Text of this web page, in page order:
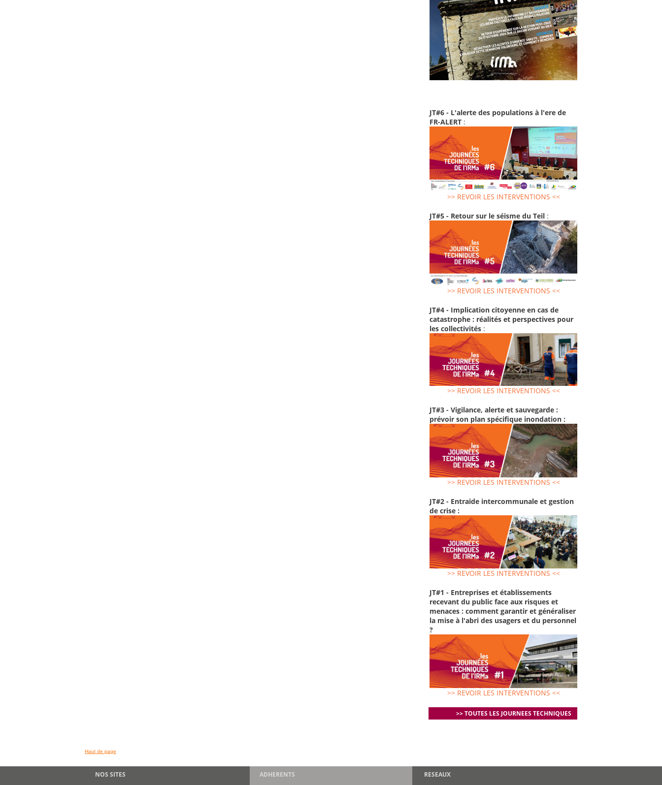
JT#6 - L'alerte des populations à l'ere de
FR-ALERT :
>> REVOIR LES INTERVENTIONS <<
JT#5 - Retour sur le séisme du Teil :
>> REVOIR LES INTERVENTIONS <<
JT#4 - Implication citoyenne en cas de
catastrophe : réalités et perspectives pour
les collectivités :
>> REVOIR LES INTERVENTIONS <<
JT#3 - Vigilance, alerte et sauvegarde :
prévoir son plan spécifique inondation :
>> REVOIR LES INTERVENTIONS <<
JT#2 - Entraide intercommunale et gestion
de crise :
>> REVOIR LES INTERVENTIONS <<
JT#1 - Entreprises et établissements
recevant du public face aux risques et
menaces : comment garantir et généraliser
la mise à l'abri des usagers et du personnel
?
>> REVOIR LES INTERVENTIONS <<
>> TOUTES LES JOURNEES TECHNIQUES
Haut de page
NOS SITES ADHERENTS RESEAUX